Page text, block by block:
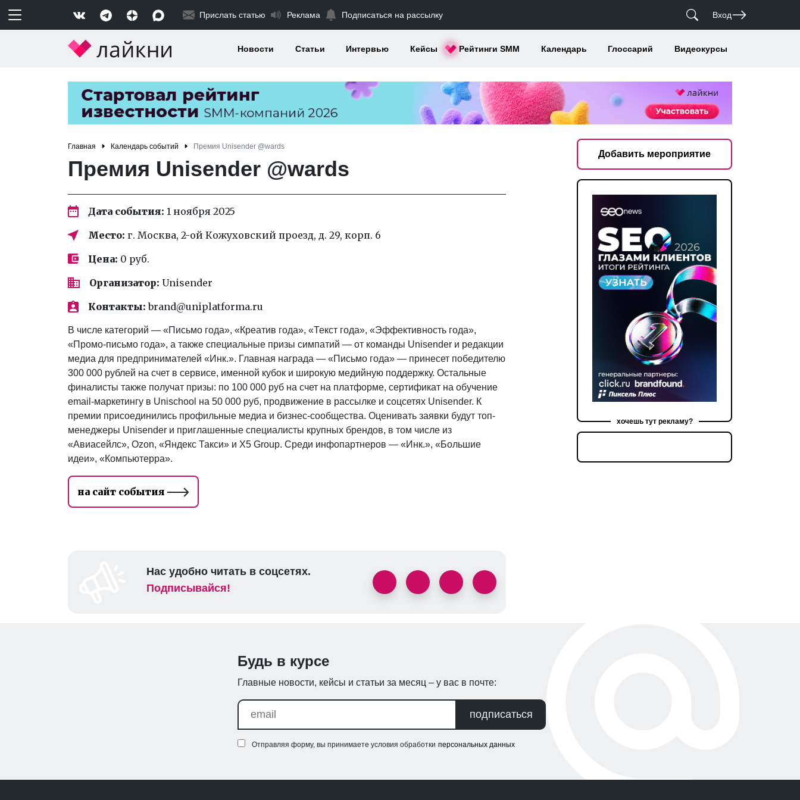
Прислать статью Реклама Подписаться на рассылку Вход
Новости Статьи Интервью Кейсы Рейтинги SMM Календарь Глоссарий Видеокурсы
Главная Календарь событий Премия Unisender @wards
Премия Unisender @wards
Дата события: 1 ноября 2025
Место: г. Москва, 2-ой Кожуховский проезд, д. 29, корп. 6
Цена: 0 руб.
Организатор: Unisender
Контакты: brand@uniplatforma.ru
В числе категорий — «Письмо года», «Креатив года», «Текст года», «Эффективность года»,
«Промо-письмо года», а также специальные призы симпатий — от команды Unisender и редакции
медиа для предпринимателей «Инк.». Главная награда — «Письмо года» — принесет победителю
300 000 рублей на счет в сервисе, именной кубок и широкую медийную поддержку. Остальные
финалисты также получат призы: по 100 000 руб на счет на платформе, сертификат на обучение
email-маркетингу в Unischool на 50 000 руб, продвижение в рассылке и соцсетях Unisender. К
премии присоединились профильные медиа и бизнес-сообщества. Оценивать заявки будут топ-
менеджеры Unisender и приглашенные специалисты крупных брендов, в том числе из
«Авиасейлс», Ozon, «Яндекс Такси» и X5 Group. Среди инфопартнеров — «Инк.», «Большие
идеи», «Компьютерра».
на сайт события
Нас удобно читать в соцсетях.
Подписывайся!
Добавить мероприятие
хочешь тут рекламу?
Будь в курсе
Главные новости, кейсы и статьи за месяц – у вас в почте:
подписаться
Отправляя форму, вы принимаете условия обработки персональных данных